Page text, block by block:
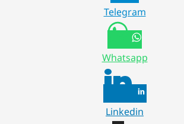
Telegram
Whatsapp
Linkedin